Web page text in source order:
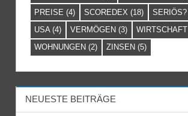
PREISE (4) SCOREDEX (18) SERIÖS?
USA(4) VERMÖGEN (3) WIRTSCHAFT
WOHNUNGEN (2) ZINSEN (5)
NEUESTE BEITRÄGE